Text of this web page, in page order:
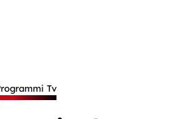
Tv